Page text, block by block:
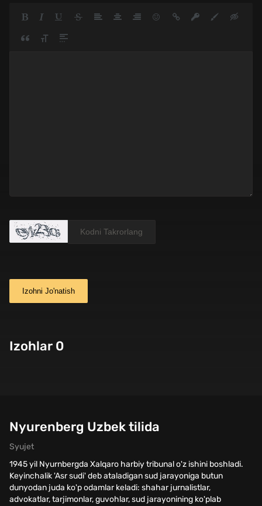
Izohni Jo'natish
Izohlar 0
Nyurenberg Uzbek tilida
Syujet
1945 yil Nyurnbergda Xalqaro harbiy tribunal o'z ishini boshladi.
Keyinchalik 'Asr sudi' deb ataladigan sud jarayoniga butun
dunyodan juda ko'p odamlar keladi: shahar jurnalistlar,
advokatlar, tarjimonlar, guvohlar, sud jarayonining ko'plab